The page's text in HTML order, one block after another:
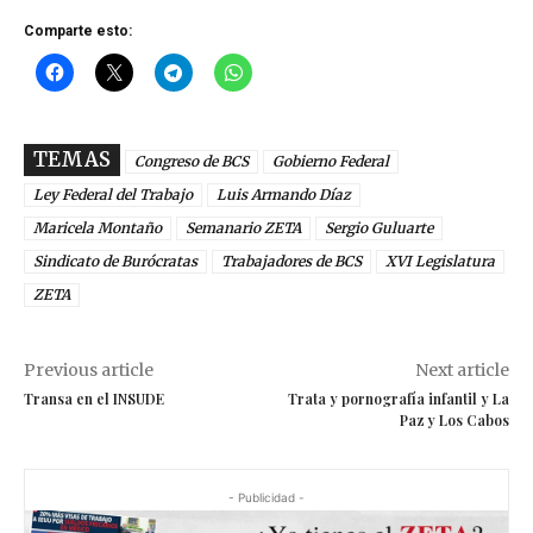
Comparte esto:
TEMAS Congreso de BCS
Gobierno Federal
Ley Federal del Trabajo
Luis Armando Díaz
Maricela Montaño
Semanario ZETA
Sergio Guluarte
Sindicato de Burócratas
Trabajadores de BCS
XVI Legislatura
ZETA
Previous article
Transa en el INSUDE
Next article
Trata y pornografía infantil y La
Paz y Los Cabos
- Publicidad -